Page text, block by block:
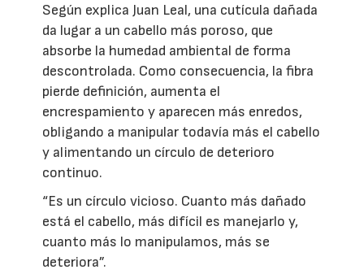
Según explica Juan Leal, una cutícula dañada
da lugar a un cabello más poroso, que
absorbe la humedad ambiental de forma
descontrolada. Como consecuencia, la fibra
pierde definición, aumenta el
encrespamiento y aparecen más enredos,
obligando a manipular todavía más el cabello
y alimentando un círculo de deterioro
continuo.
“Es un círculo vicioso. Cuanto más dañado
está el cabello, más difícil es manejarlo y,
cuanto más lo manipulamos, más se
deteriora”.